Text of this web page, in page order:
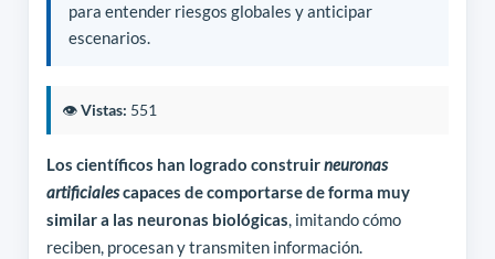
para entender riesgos globales y anticipar
escenarios.
👁️Vistas: 551
Los científicos han logrado construirneuronas
artificialescapaces de comportarse de forma muy
similar a las neuronas biológicas, imitando cómo
reciben, procesan y transmiten información.